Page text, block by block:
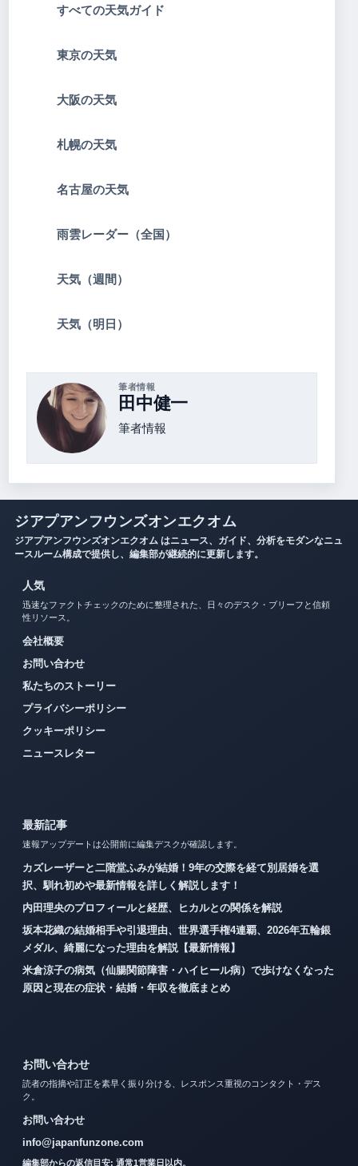
すべての天気ガイド
東京の天気
大阪の天気
札幌の天気
名古屋の天気
雨雲レーダー（全国）
天気（週間）
天気（明日）
筆者情報
田中健一
筆者情報
ジアプアンフウンズオンエクオム
ジアプアンフウンズオンエクオム はニュース、ガイド、分析をモダンなニュ
ースルーム構成で提供し、編集部が継続的に更新します。
人気
迅速なファクトチェックのために整理された、日々のデスク・ブリーフと信頼
性リソース。
会社概要
お問い合わせ
私たちのストーリー
プライバシーポリシー
クッキーポリシー
ニュースレター
最新記事
速報アップデートは公開前に編集デスクが確認します。
カズレーザーと二階堂ふみが結婚！9年の交際を経て別居婚を選
択、馴れ初めや最新情報を詳しく解説します！
内田理央のプロフィールと経歴、ヒカルとの関係を解説
坂本花織の結婚相手や引退理由、世界選手権4連覇、2026年五輪銀
メダル、綺麗になった理由を解説【最新情報】
米倉涼子の病気（仙腸関節障害・ハイヒール病）で歩けなくなった
原因と現在の症状・結婚・年収を徹底まとめ
お問い合わせ
読者の指摘や訂正を素早く振り分ける、レスポンス重視のコンタクト・デス
ク。
お問い合わせ
info@japanfunzone.com
編集部からの返信目安: 通常1営業日以内。